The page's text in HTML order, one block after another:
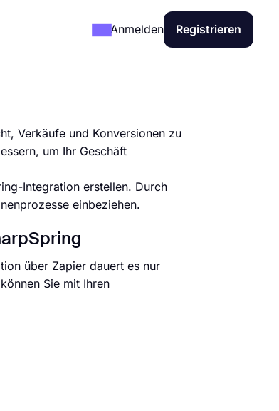
Anmelden Registrieren
Verkäufe und Konversionen zu
um Ihr Geschäft
Integration erstellen. Durch
einbeziehen.
über Zapier dauert es nur
Sie mit Ihren